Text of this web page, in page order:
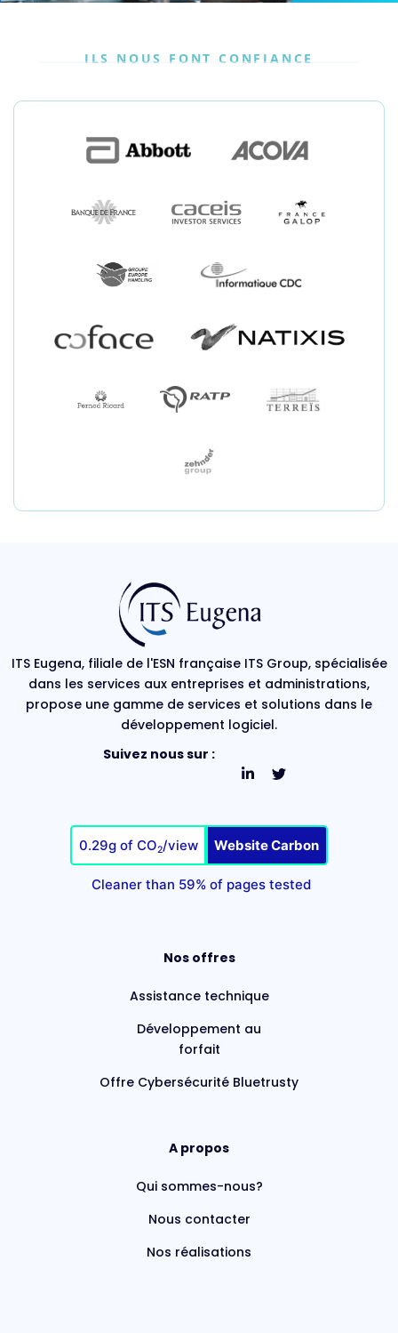
ILS NOUS FONT CONFIANCE
ITS Eugena, filiale de l'ESN française ITS Group, spécialisée
dans les services aux entreprises et administrations,
propose une gamme de services et solutions dans le
développement logiciel.
Suivez nous sur :
0.29g of CO2/view Website Carbon
Cleaner than 59% of pages tested
Nos offres
Assistance technique
Développement au
forfait
Offre Cybersécurité Bluetrusty
A propos
Qui sommes-nous?
Nous contacter
Nos réalisations